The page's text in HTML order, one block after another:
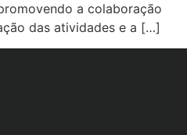
a colaboração
das atividades e a […]